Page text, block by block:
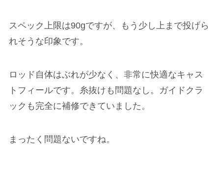
スペック上限は90gですが、もう少し上まで投げら
れそうな印象です。
ロッド自体はぶれが少なく、非常に快適なキャス
トフィールです。糸抜けも問題なし。ガイドクラ
ックも完全に補修できていました。
まったく問題ないですね。